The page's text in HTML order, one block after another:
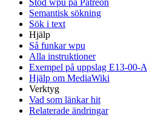
Stöd wpu på Patreon
Semantisk sökning
Sök i text
Hjälp
Så funkar wpu
Alla instruktioner
Exempel på uppslag E13-00-A
Hjälp om MediaWiki
Verktyg
Vad som länkar hit
Relaterade ändringar